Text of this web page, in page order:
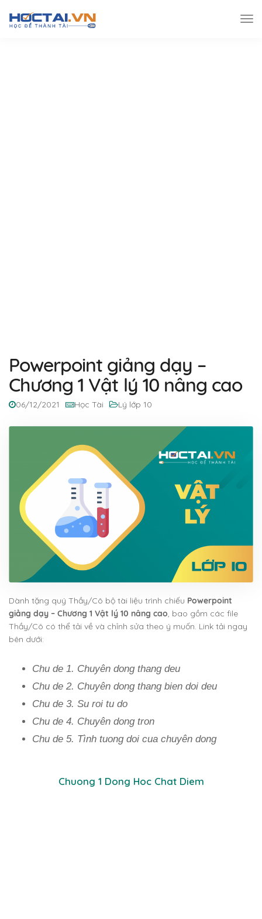
Powerpoint giảng dạy –
Chương 1 Vật lý 10 nâng cao
06/12/2021 Học Tài Lý lớp 10
Dành tặng quý Thầy/Cô bộ tài liệu trình chiếu Powerpoint
giảng dạy – Chương 1 Vật lý 10 nâng cao, bao gồm các file
Thầy/Cô có thể tải về và chỉnh sửa theo ý muốn. Link tải ngay
bên dưới:
Chu de 1. Chuyên dong thang deu
Chu de 2. Chuyên dong thang bien doi deu
Chu de 3. Su roi tu do
Chu de 4. Chuyên dong tron
Chu de 5. Tình tuong doi cua chuyên dong
Chuong 1 Dong Hoc Chat Diem